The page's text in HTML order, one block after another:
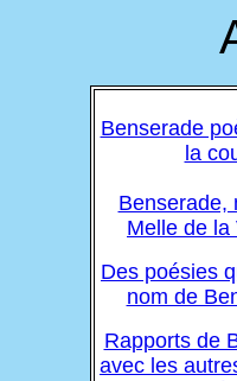
Benserade
la
Benserade,
Melle de la
Des poésies
nom de
Rapports de
avec les